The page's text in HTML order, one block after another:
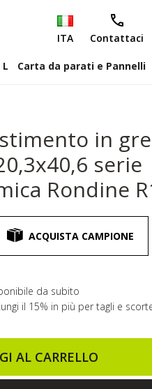
ITA Contattaci
L Carta da parati e Pannelli
in
serie
Rondine
ACQUISTA CAMPIONE
da subito
il 15% in più per tagli e
AL CARRELLO